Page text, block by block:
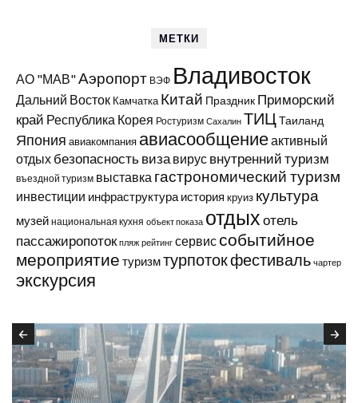
МЕТКИ
АО "МАВ"Аэропорт ВЭФ Владивосток
Дальний Восток Камчатка Китай Праздник Приморский
край Республика Корея Ростуризм Сахалин ТИЦТаиланд
Япония авиакомпания авиасообщениеактивный
отдых безопасность виза вирус внутренний туризм
въездной туризм выставка гастрономический туризм
инвестиции инфраструктура история круиз культура
музей национальная кухня объект показа отдыхотель
пассажиропоток пляж рейтинг сервис событийное
мероприятие туризмтурпотокфестиваль чартер
экскурсия